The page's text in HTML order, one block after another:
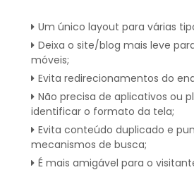
Um único layout para várias
Deixa o site/blog mais leve
móveis;
Evita redirecionamentos do
Não precisa de aplicativos ou
identificar o formato da tela;
Evita conteúdo duplicado e
mecanismos de busca;
É mais amigável para o